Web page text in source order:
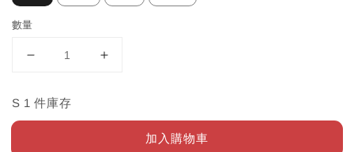
數量
S 1 件庫存
加入購物車